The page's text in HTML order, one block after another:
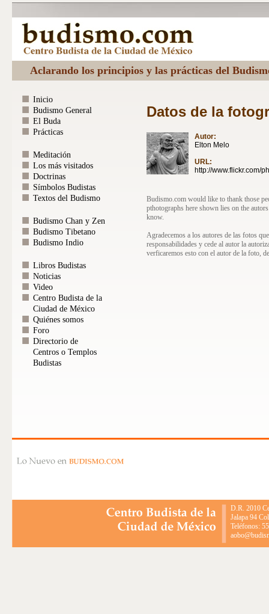
Aclarando los principios y las prácticas del
Datos de la
Autor:
Elton Melo
URL:
http://www.flickr.com/
Budismo.com would like to thank those
pthotographs here shown lies on the
know.
Agradecemos a los autores de las fotos
responsabilidades y cede al autor la
verficaremos esto con el autor de la foto,
Inicio
Budismo General
El Buda
Prácticas
Meditación
Los más visitados
Doctrinas
Símbolos Budistas
Textos del Budismo
Budismo Chan y Zen
Budismo Tibetano
Budismo Indio
Libros Budistas
Noticias
Video
Centro Budista de la
Ciudad de México
Quiénes somos
Foro
Directorio de
Centros o Templos
Budistas
D.R. 2010
Jalapa 94
Teléfonos: